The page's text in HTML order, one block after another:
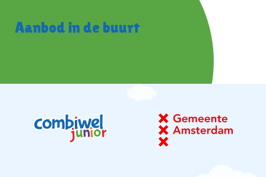
Aanbod in de buurt